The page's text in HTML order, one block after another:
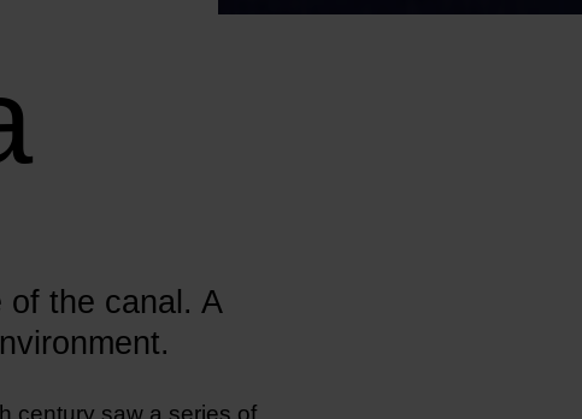
of the canal. A
century saw a series of